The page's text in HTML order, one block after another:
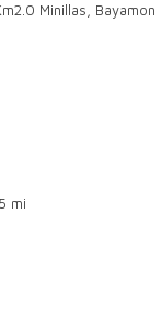
Minillas, Bayamon
mi